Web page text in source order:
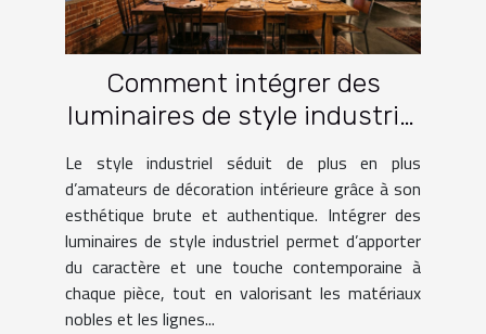
Comment intégrer des
luminaires de style industriel
dans votre intérieur ?
Le style industriel séduit de plus en plus
d’amateurs de décoration intérieure grâce à son
esthétique brute et authentique. Intégrer des
luminaires de style industriel permet d’apporter
du caractère et une touche contemporaine à
chaque pièce, tout en valorisant les matériaux
nobles et les lignes...